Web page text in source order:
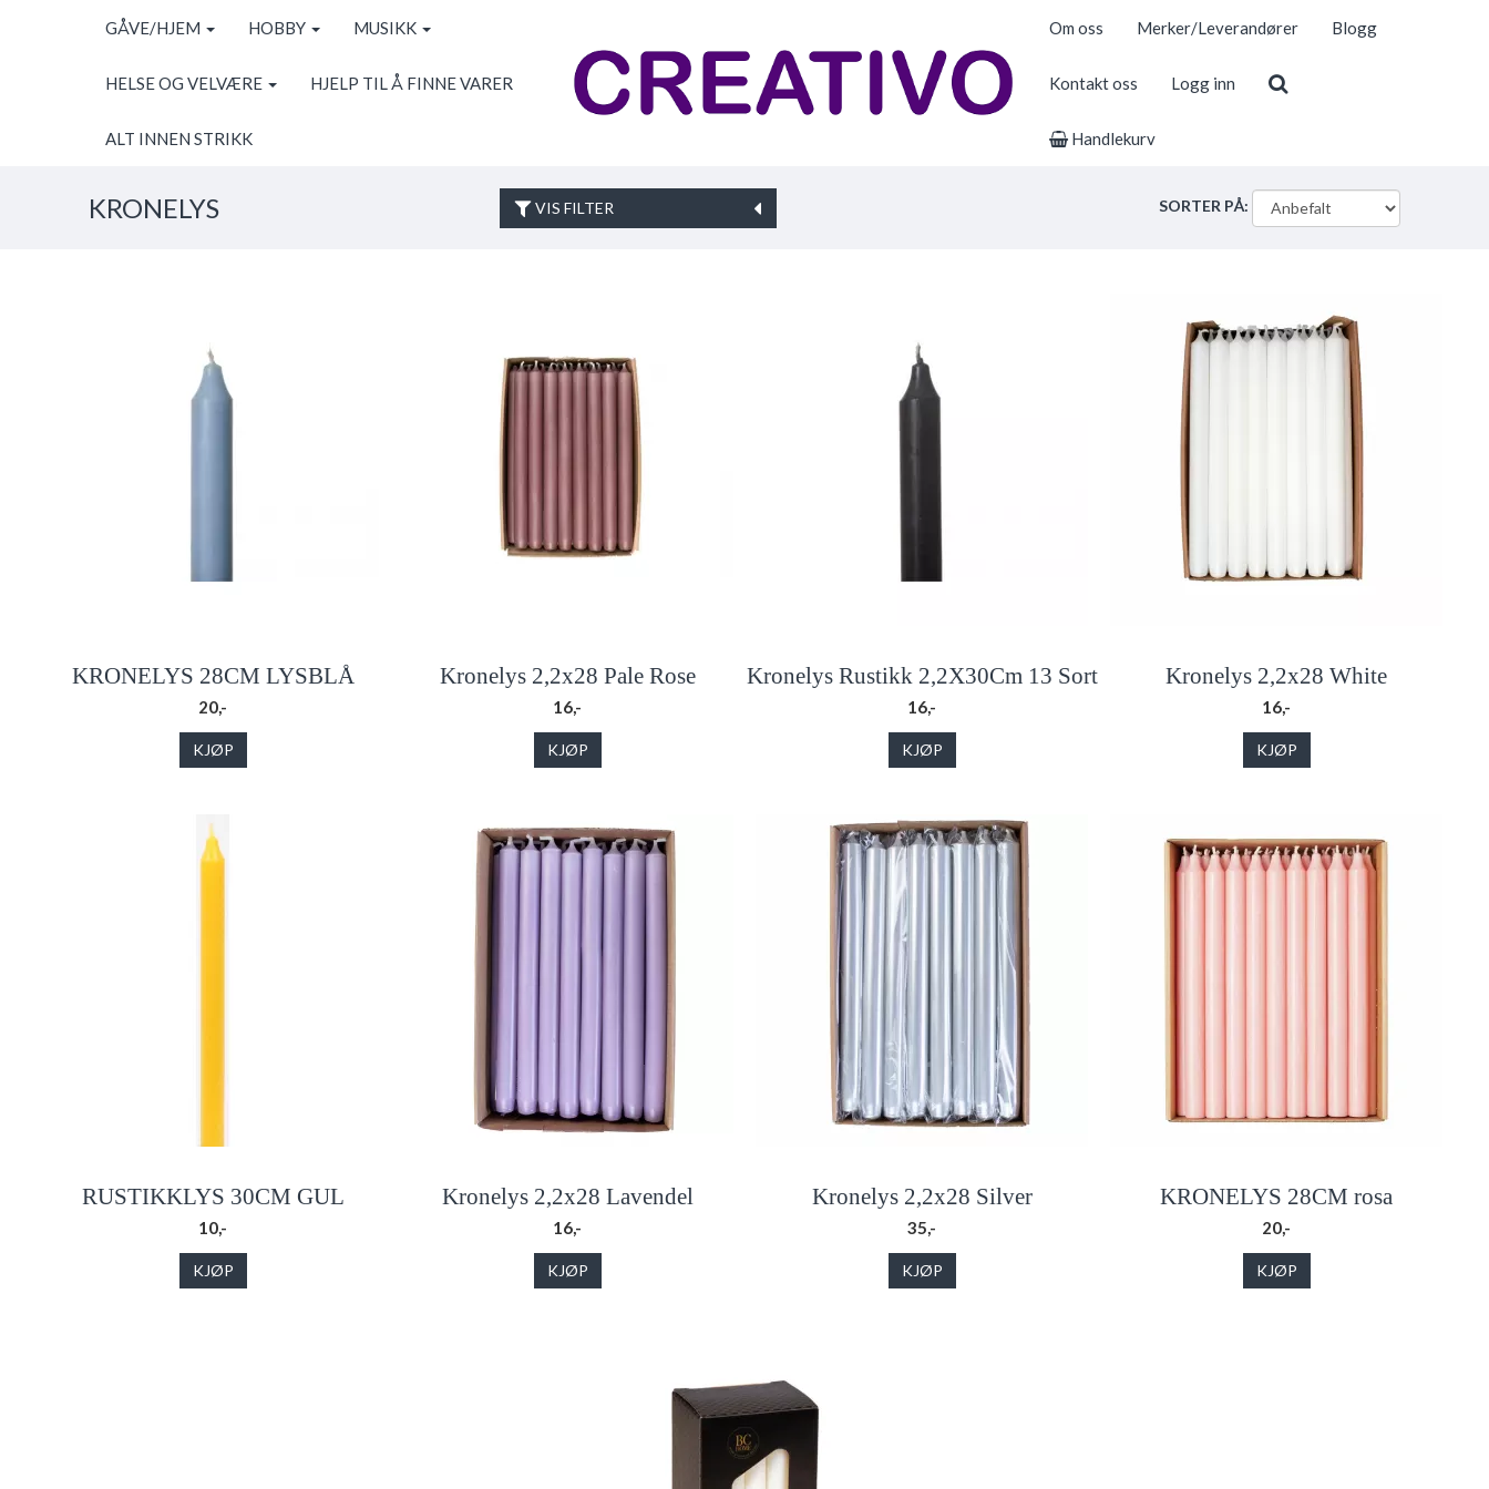
GÅVE/HJEM HOBBY MUSIKK
HELSE OG VELVÆRE HJELP TIL Å FINNE VARER
ALT INNEN STRIKK
Om oss Merker/Leverandører Blogg
Kontakt oss Logg inn
Handlekurv
KRONELYS VIS FILTER SORTER PÅ:
KRONELYS 28CM LYSBLÅ
20,-
KJØP
Kronelys 2,2x28 Pale Rose
16,-
KJØP
Kronelys Rustikk 2,2X30Cm 13 Sort
16,-
KJØP
Kronelys 2,2x28 White
16,-
KJØP
RUSTIKKLYS 30CM GUL
10,-
KJØP
Kronelys 2,2x28 Lavendel
16,-
KJØP
Kronelys 2,2x28 Silver
35,-
KJØP
KRONELYS 28CM rosa
20,-
KJØP